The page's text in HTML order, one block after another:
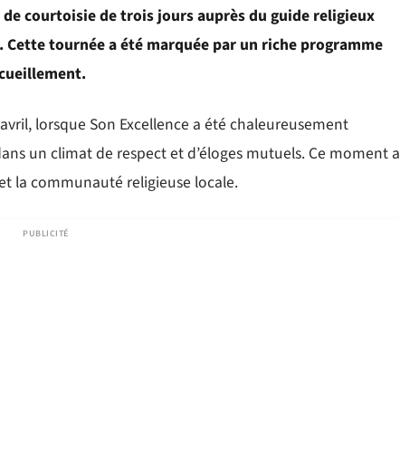
courtoisie de trois jours auprès du guide religieux
Cette tournée a été marquée par un riche programme
lorsque Son Excellence a été chaleureusement
un climat de respect et d’éloges mutuels. Ce moment a
la communauté religieuse locale.